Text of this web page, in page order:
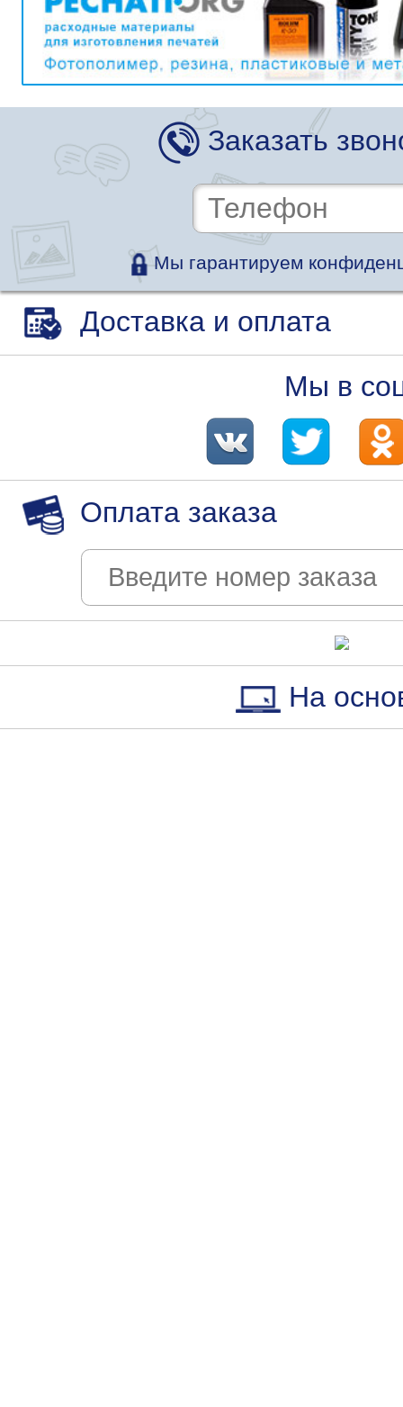
Заказать
Мы гарантируем
Доставка и оплата
Мы в
Оплата заказа
На